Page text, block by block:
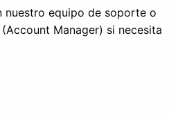
nuestro equipo de soporte o
Manager) si necesita